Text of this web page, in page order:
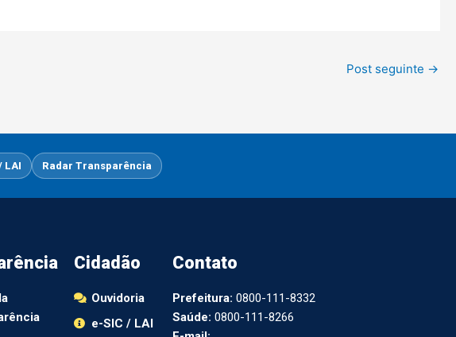
Post seguinte →
LAI Radar Transparência
Cidadão
Ouvidoria
e-SIC / LAI
Contato
Prefeitura: 0800-111-8332
Saúde: 0800-111-8266